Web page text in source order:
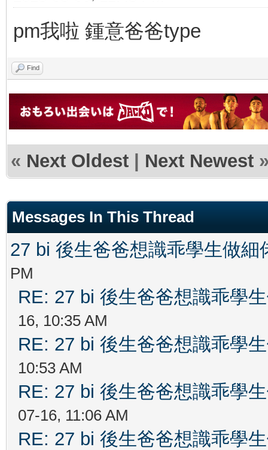
pm我啦 鍾意爸爸type
Find
« Next Oldest | Next Newest
Messages In This Thread
27 bi 後生爸爸想識乖學生做細
PM
RE: 27 bi 後生爸爸想識乖學
16, 10:35 AM
RE: 27 bi 後生爸爸想識乖學
10:53 AM
RE: 27 bi 後生爸爸想識乖學
07-16, 11:06 AM
RE: 27 bi 後生爸爸想識乖學